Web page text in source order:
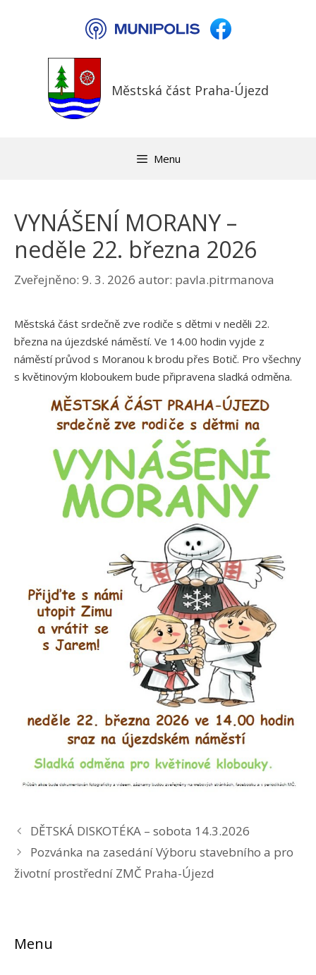
Městská část Praha-Újezd
Menu
VYNÁŠENÍ MORANY –
neděle 22. března 2026
Zveřejněno: 9. 3. 2026 autor: pavla.pitrmanova
Městská část srdečně zve rodiče s dětmi v neděli 22.
března na újezdské náměstí. Ve 14.00 hodin vyjde z
náměstí průvod s Moranou k brodu přes Botič. Pro všechny
s květinovým kloboukem bude připravena sladká odměna.
DĚTSKÁ DISKOTÉKA – sobota 14.3.2026
Pozvánka na zasedání Výboru stavebního a pro
životní prostřední ZMČ Praha-Újezd
Menu